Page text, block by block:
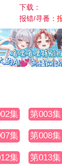
下载：
报错/寻番：
集 第003集
集 第008集
集 第013集